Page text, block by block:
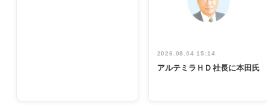
2026.08.04 15:14
アルテミラＨＤ社長に本田氏